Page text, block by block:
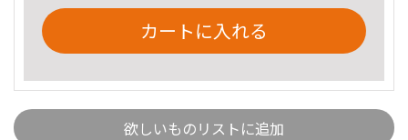
カートに入れる
欲しいものリストに追加